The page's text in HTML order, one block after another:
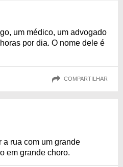
um médico, um advogado
por dia. O nome dele é
COMPARTILHAR
a rua com um grande
em grande choro.